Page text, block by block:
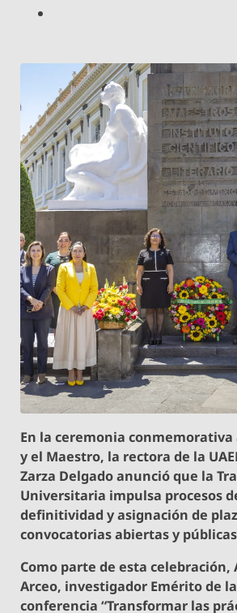
En la ceremonia
y el Maestro, la rectora de la
Zarza Delgado anunció que la
Universitaria impulsa procesos
definitividad y asignación de
convocatorias abiertas y
Como parte de esta celebración,
Arceo, investigador Emérito de
conferencia “Transformar las